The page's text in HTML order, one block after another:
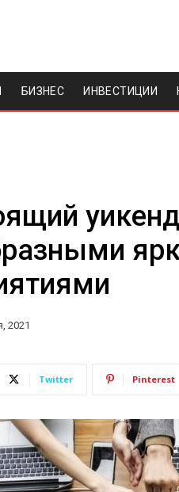
БИЗНЕС ИНВЕСТИЦИИ
2021
Twitter Pinterest